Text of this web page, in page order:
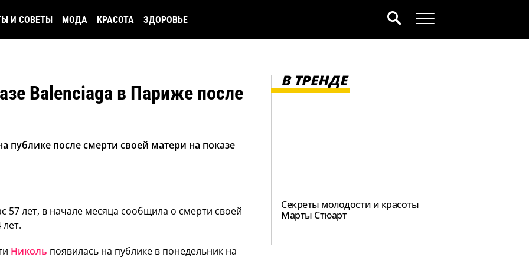
И СОВЕТЫ МОДА КРАСОТА ЗДОРОВЬЕ
Balenciaga в Париже после
после смерти своей матери на показе
57 лет, в начале месяца сообщила о смерти своей
Николь появилась на публике в понедельник на
В ТРЕНДЕ
Секреты молодости и красоты
Марты Стюарт